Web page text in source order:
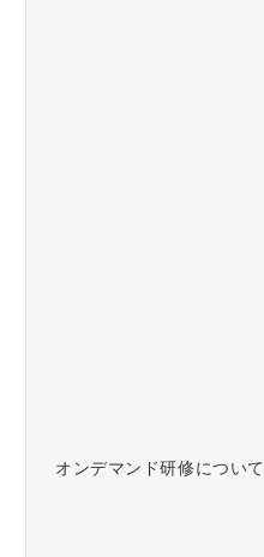
オンデマンド研修について